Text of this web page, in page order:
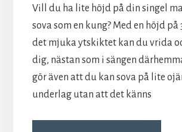
Vill du ha lite höjd på din singel
sova som en kung? Med en höjd på
det mjuka ytskiktet kan du vrida
dig, nästan som i sängen
gör även att du kan sova på lite
underlag utan att det känns